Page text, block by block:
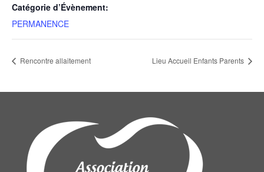
Catégorie d’Évènement:
PERMANENCE
Rencontre allaitement Lieu Accueil Enfants Parents